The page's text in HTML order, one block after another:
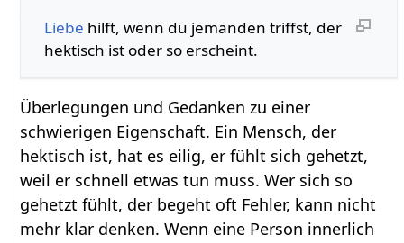
Liebe hilft, wenn du jemanden triffst, der
hektisch ist oder so erscheint.
Überlegungen und Gedanken zu einer
schwierigen Eigenschaft. Ein Mensch, der
hektisch ist, hat es eilig, er fühlt sich gehetzt,
weil er schnell etwas tun muss. Wer sich so
gehetzt fühlt, der begeht oft Fehler, kann nicht
mehr klar denken. Wenn eine Person innerlich